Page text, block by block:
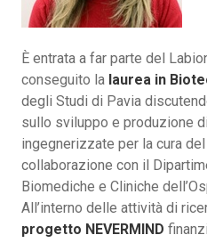
È entrata a far parte del
conseguito la laurea in
degli Studi di Pavia
sullo sviluppo e produzione
ingegnerizzate per la cura
collaborazione con il
Biomediche e Cliniche
All’interno delle attività di
progetto NEVERMIND